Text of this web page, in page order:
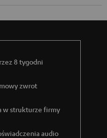
8 tygodni
zwrot
w strukturze firmy
audio